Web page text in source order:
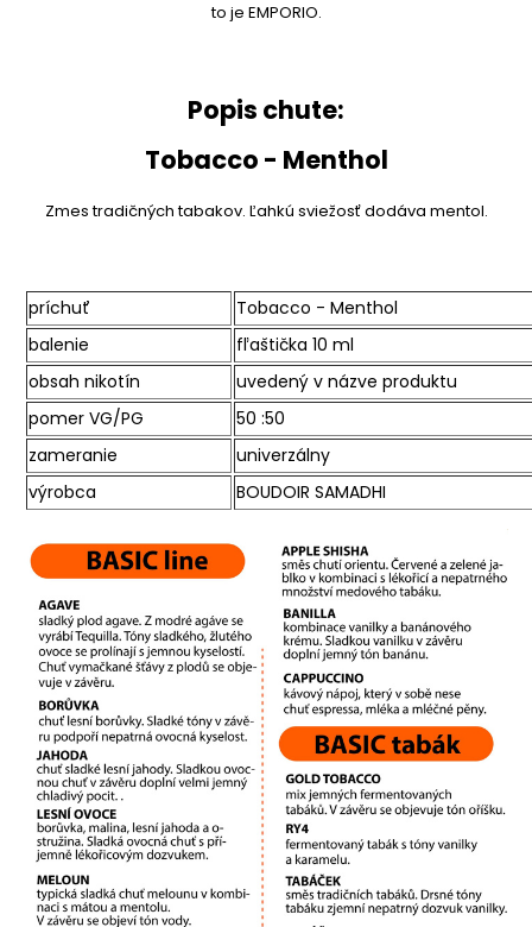
to je EMPORIO.
Popis chute:
Tobacco - Menthol
Zmes tradičných tabakov. Ľahkú sviežosť dodáva mentol.
príchuť
Tobacco - Menthol
balenie
fľaštička 10 ml
obsah nikotín
uvedený v názve produktu
pomer VG/PG
50 :50
zameranie
univerzálny
výrobca
BOUDOIR SAMADHI